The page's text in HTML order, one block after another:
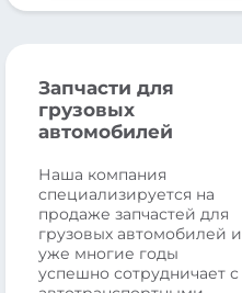
Запчасти для
грузовых
автомобилей
Наша компания
специализируется на
продаже запчастей для
грузовых автомобилей и
уже многие годы
успешно сотрудничает с